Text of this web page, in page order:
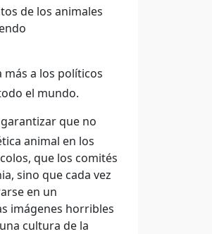
de los animales
más a los políticos
el mundo.
que no
animal en los
que los comités
sino que cada vez
en un
imágenes horribles
cultura de la